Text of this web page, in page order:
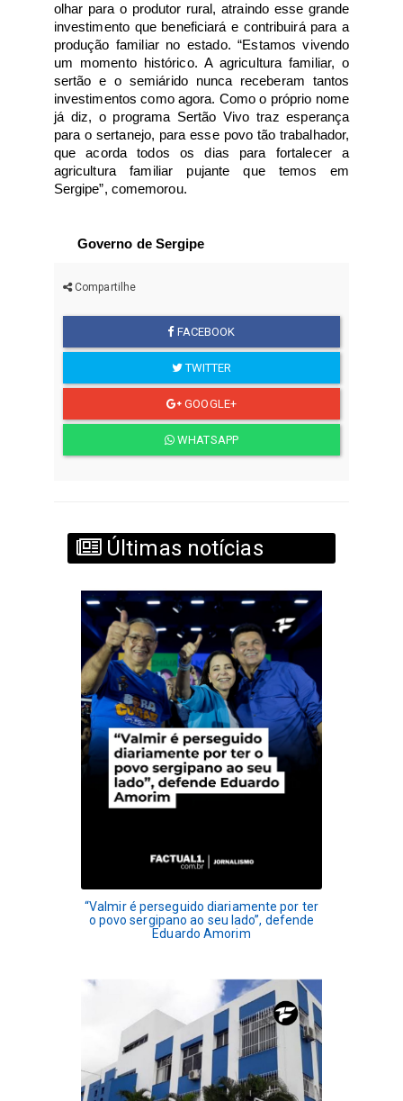
olhar para o produtor rural, atraindo esse grande
investimento que beneficiará e contribuirá para a
produção familiar no estado. “Estamos vivendo
um momento histórico. A agricultura familiar, o
sertão e o semiárido nunca receberam tantos
investimentos como agora. Como o próprio nome
já diz, o programa Sertão Vivo traz esperança
para o sertanejo, para esse povo tão trabalhador,
que acorda todos os dias para fortalecer a
agricultura familiar pujante que temos em
Sergipe”, comemorou.
Governo de Sergipe
Compartilhe
FACEBOOK
TWITTER
GOOGLE+
WHATSAPP
Últimas notícias
“Valmir é perseguido diariamente por ter
o povo sergipano ao seu lado”, defende
Eduardo Amorim